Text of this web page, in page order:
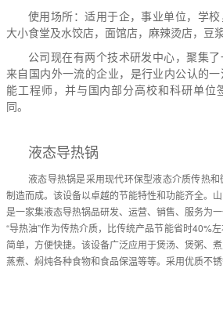
使用场所：适用于企，事业单位，学
大小食堂及水饺店，面馆店，麻辣烫店，豆
公司现在有两个技术研发中心，聚集
来自国内外一流的企业，是行业内公认的
能工程师，并与国内部分高校和科研单位
同。
液态导热锅
液态导热锅是采用现代环保型液态介质传热
制造而成。该设备以卓越的节能特性和功能齐全。
是一家集液态导热锅品研发、运营、销售、服务为
“导热油”作为传热介质，比传统产品节能省时40%
简单，方便快捷。该设备广泛应用于煲汤、煲粥、
蒸煮、焖炖各种食物和食品保温等等。采用优质不锈